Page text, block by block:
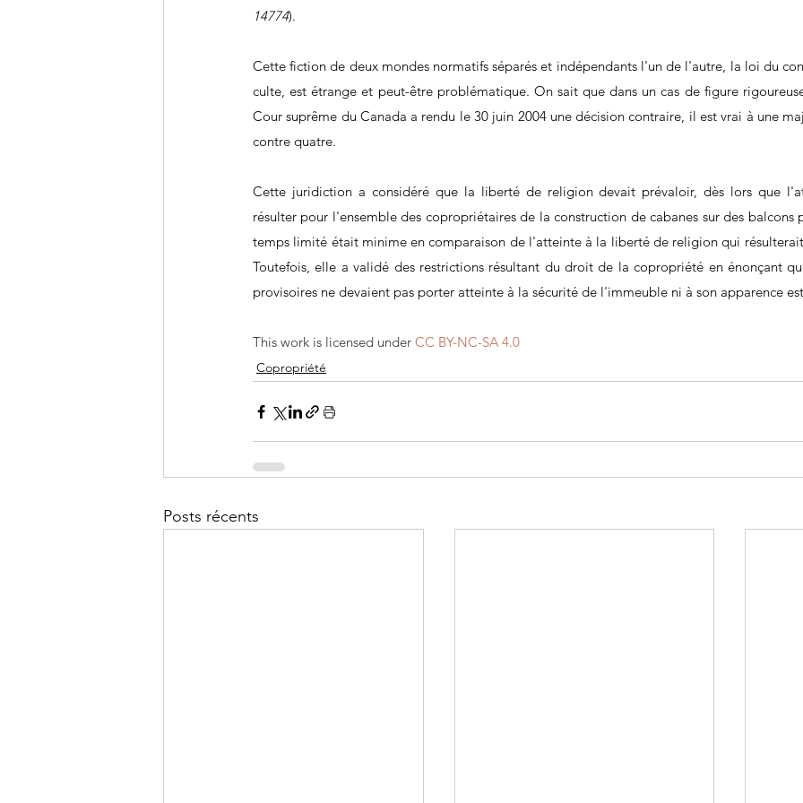
14774).
Cette fiction de deux mondes normatifs séparés et indépendants l'un de l'autre, la loi du
culte, est étrange et peut-être problématique. On sait que dans un cas de figure
Cour suprême du Canada a rendu le 30 juin 2004 une décision contraire, il est vrai à une
contre quatre.
Cette juridiction a considéré que la liberté de religion devait prévaloir, dès lors que
résulter pour l'ensemble des copropriétaires de la construction de cabanes sur des balcons
temps limité était minime en comparaison de l'atteinte à la liberté de religion qui
Toutefois, elle a validé des restrictions résultant du droit de la copropriété en énonçant
provisoires ne devaient pas porter atteinte à la sécurité de l'immeuble ni à son apparence
This work is licensed under CC BY-NC-SA 4.0
Copropriété
Posts récents